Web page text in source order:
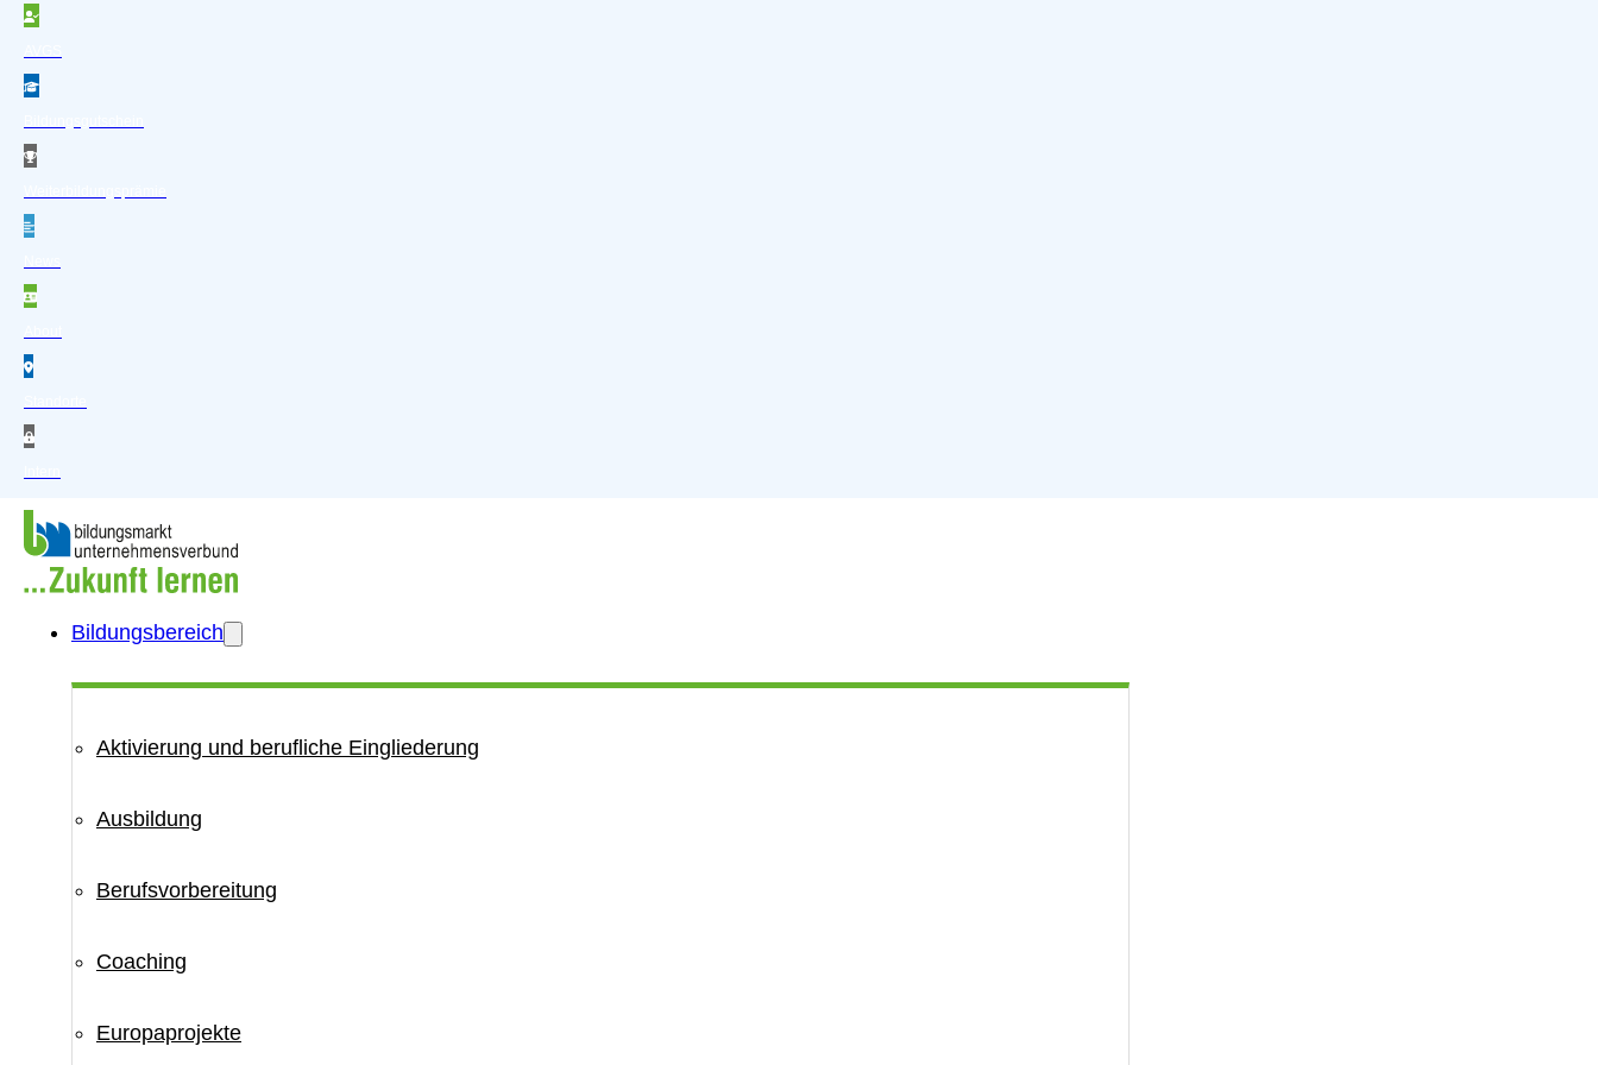
Zum Hauptinhalt springen
Bildungsbereich
Aktivierung und berufliche Eingliederung
Ausbildung
Berufsvorbereitung
Coaching
Europaprojekte